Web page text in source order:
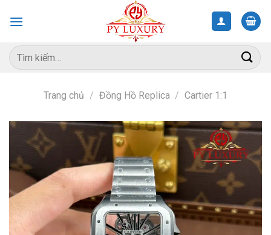
Tìm
kiếm:
Trang chủ / Đồng Hồ Replica / Cartier 1:1